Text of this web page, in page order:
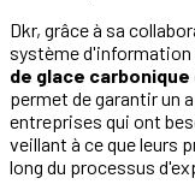
Dkr, grâce à sa
système d'information
de glace
permet de garantir un
entreprises qui ont
veillant à ce que leurs
long du processus